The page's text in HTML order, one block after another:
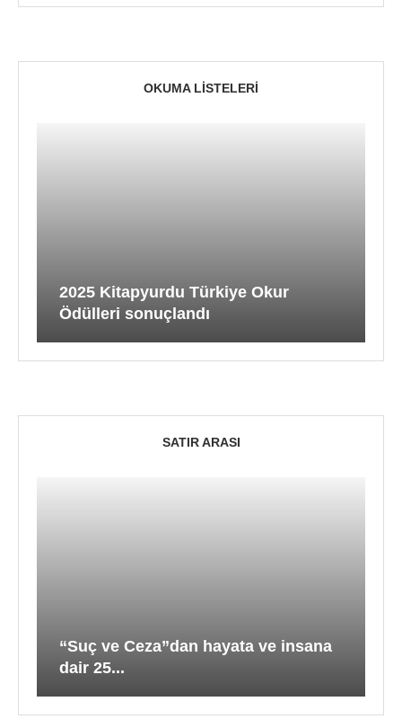
OKUMA LISTELERI
2025 Kitapyurdu Türkiye Okur
Ödülleri sonuçlandı
SATIR ARASI
“Suç ve Ceza”dan hayata ve insana
dair 25...